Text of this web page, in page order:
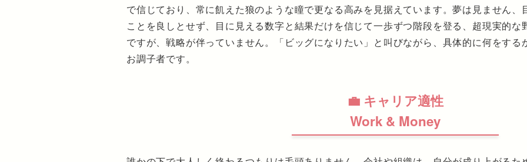
で信じており、常に飢えた狼のような瞳で更なる高みを見据えています。夢は見ません
ことを良しとせず、目に見える数字と結果だけを信じて一歩ずつ階段を登る、超現実的
ですが、戦略が伴っていません。「ビッグになりたい」と叫びながら、具体的に何をす
お調子者です。
💼 キャリア適性
Work & Money